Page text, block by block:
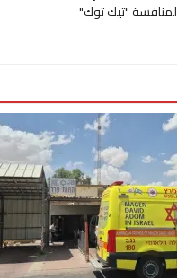
لمنافسة "تيك توك"